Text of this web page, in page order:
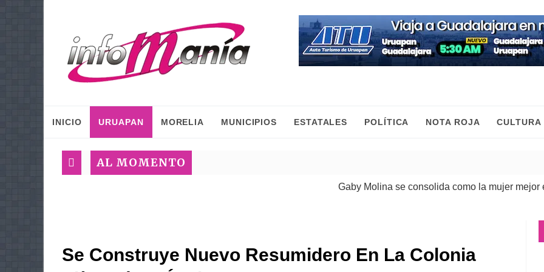
INICIO URUAPAN MORELIA MUNICIPIOS ESTATALES POLÍTICA NOTA ROJA CULTURA
AL MOMENTO
Gaby Molina se consolida como la mujer mejor
Se Construye Nuevo Resumidero En La Colonia